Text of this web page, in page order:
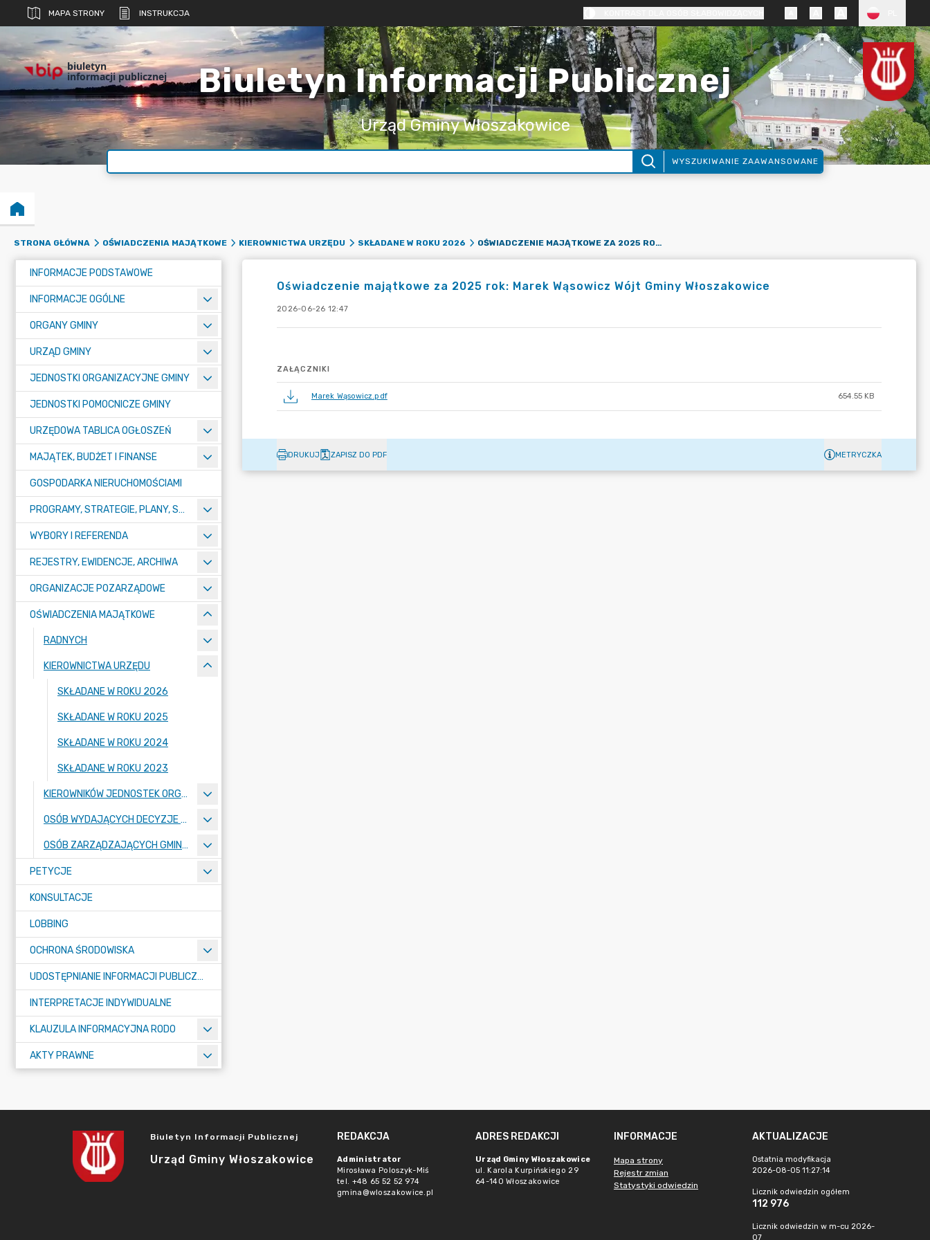
MAPA STRONY INSTRUKCJA
biuletyn
informacji publicznej Biuletyn Informacji Publicznej
Urząd Gminy Włoszakowice
WYSZUKIWANIE ZAAWANSOWANE
STRONA GŁÓWNA OŚWIADCZENIA MAJĄTKOWE KIEROWNICTWA URZĘDU SKŁADANE W ROKU 2026 OŚWIADCZENIE MAJĄTKOWE ZA 2025 ROK: MAREK WĄSOWICZ WÓJT GMINY WŁOSZAKOWICE
INFORMACJE PODSTAWOWE
INFORMACJE OGÓLNE
ORGANY GMINY
URZĄD GMINY
JEDNOSTKI ORGANIZACYJNE GMINY
JEDNOSTKI POMOCNICZE GMINY
URZĘDOWA TABLICA OGŁOSZEŃ
MAJĄTEK, BUDŻET I FINANSE
GOSPODARKA NIERUCHOMOŚCIAMI
PROGRAMY, STRATEGIE, PLANY, SPRAWOZDANIA I OPRACOWANIA
WYBORY I REFERENDA
REJESTRY, EWIDENCJE, ARCHIWA
ORGANIZACJE POZARZĄDOWE
OŚWIADCZENIA MAJĄTKOWE
RADNYCH
KIEROWNICTWA URZĘDU
SKŁADANE W ROKU 2026
SKŁADANE W ROKU 2025
SKŁADANE W ROKU 2024
SKŁADANE W ROKU 2023
KIEROWNIKÓW JEDNOSTEK ORGANIZACYJNYCH
OSÓB WYDAJĄCYCH DECYZJE ADMINISTRACYJNE
OSÓB ZARZĄDZAJĄCYCH GMINNYMI OSOBAMI PRAWNYMI
PETYCJE
KONSULTACJE
LOBBING
OCHRONA ŚRODOWISKA
UDOSTĘPNIANIE INFORMACJI PUBLICZNEJ
INTERPRETACJE INDYWIDUALNE
KLAUZULA INFORMACYJNA RODO
AKTY PRAWNE
Oświadczenie majątkowe za 2025 rok: Marek Wąsowicz Wójt Gminy Włoszakowice
2026-06-26 12:47
ZAŁĄCZNIKI
Marek Wąsowicz.pdf 654.55 KB
DRUKUJ ZAPISZ DO PDF METRYCZKA
Biuletyn Informacji Publicznej
Urząd Gminy Włoszakowice
REDAKCJA
Administrator
Mirosława Poloszyk-Miś
tel. +48 65 52 52 974
gmina@wloszakowice.pl
ADRES REDAKCJI
Urząd Gminy Włoszakowice
ul. Karola Kurpińskiego 29
64-140 Włoszakowice
INFORMACJE
Mapa strony
Rejestr zmian
Statystyki odwiedzin
AKTUALIZACJE
Ostatnia modyfikacja
2026-08-05 11:27:14
Licznik odwiedzin ogółem
112 976
Licznik odwiedzin w m-cu 2026-
07